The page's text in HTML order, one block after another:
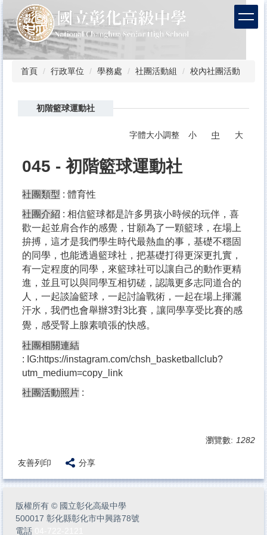
到
主
要
內
首頁 行政單位 學務處 社團活動組 校內社團活動
初階籃球運動社
字體大小調整 小 中 大
045 - 初階籃球運動社
社團類型 : 體育性
社團介紹 : 相信籃球都是許多男孩小時候的玩伴，喜
歡一起並肩合作的感覺，甘願為了一顆籃球，在場上
拚搏，這才是我們學生時代最熱血的事，基礎不穩固
的同學，也能透過籃球社，把基礎打得更深更扎實，
有一定程度的同學，來籃球社可以讓自己的動作更精
進，並且可以與同學互相切磋，認識更多志同道合的
人，一起談論籃球，一起討論戰術，一起在場上揮灑
汗水，我們也會舉辦3對3比賽，讓同學享受比賽的感
覺，感受腎上腺素噴張的快感。
社團相關連結
: IG:https://instagram.com/chsh_basketballclub?
utm_medium=copy_link
社團活動照片 :
瀏覽數: 1282
友善列印 分享
版權所有 © 國立彰化高級中學
500017 彰化縣彰化市中興路78號
電話